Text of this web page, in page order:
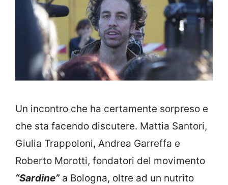
Un incontro che ha certamente sorpreso e
che sta facendo discutere. Mattia Santori,
Giulia Trappoloni, Andrea Garreffa e
Roberto Morotti, fondatori del movimento
“Sardine”a Bologna, oltre ad un nutrito